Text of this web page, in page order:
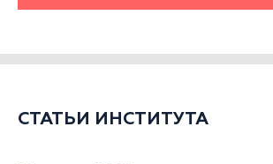
СТАТЬИ ИНСТИТУТА